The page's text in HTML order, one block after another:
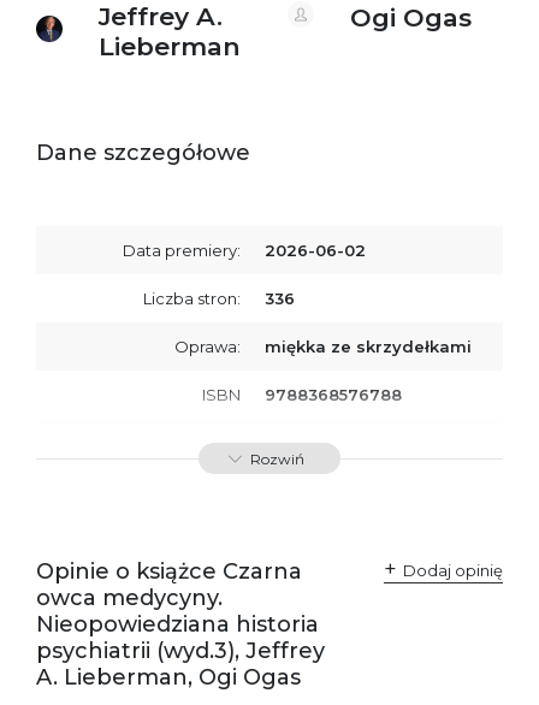
Jeffrey A.
Lieberman
Ogi Ogas
Dane szczegółowe
Data premiery: 2026-06-02
Liczba stron: 336
Oprawa: miękka ze skrzydełkami
ISBN 9788368576788
SKU: K801134
Polska
kontakt@wydajenamsie.pl
Ostrzeżenia oraz
informacje dotyczące
bezpieczeństwa:
Załącznik PDF
Rozwiń
Opinie o książce Czarna
owca medycyny.
Nieopowiedziana historia
psychiatrii (wyd.3), Jeffrey
A. Lieberman, Ogi Ogas
Dodaj opinię